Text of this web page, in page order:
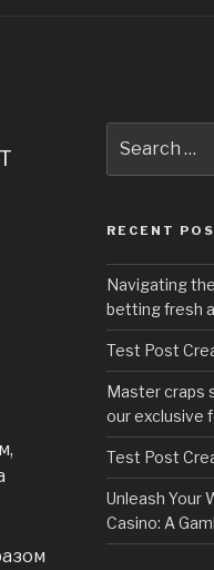
for:
RECENT
Navigating
betting fresh
Test Post
Master craps
our exclusive
Test Post
Unleash Your
Casino: A